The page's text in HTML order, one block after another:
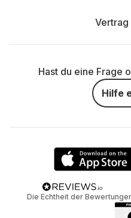
Vertrag
Hast du eine Frage
Hilfe
Die Echtheit der